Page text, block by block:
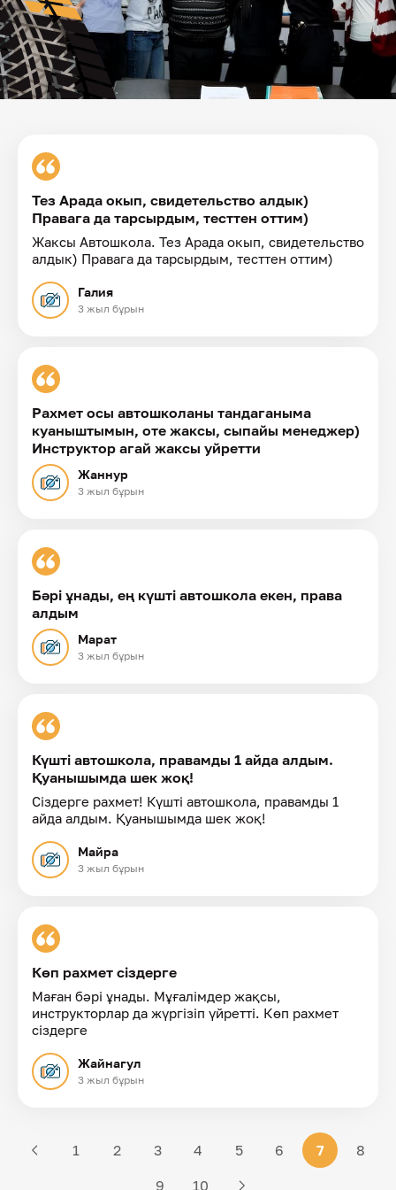
Тез Арада окып, свидетельство алдык)
Правага да тарсырдым, тесттен оттим)
Жаксы Автошкола. Тез Арада окып, свидетельство
алдык) Правага да тарсырдым, тесттен оттим)
Галия
3 жыл бұрын
Рахмет осы автошколаны тандаганыма
куаныштымын, оте жаксы, сыпайы менеджер)
Инструктор агай жаксы уйретти
Жаннур
3 жыл бұрын
Бәрі ұнады, ең күшті автошкола екен, права
алдым
Марат
3 жыл бұрын
Күшті автошкола, правамды 1 айда алдым.
Қуанышымда шек жоқ!
Сіздерге рахмет! Күшті автошкола, правамды 1
айда алдым. Қуанышымда шек жоқ!
Майра
3 жыл бұрын
Көп рахмет сіздерге
Маған бәрі ұнады. Мұғалімдер жақсы,
инструкторлар да жүргізіп үйретті. Көп рахмет
сіздерге
Жайнагул
3 жыл бұрын
1 2 3 4 5 6 7
8
9
10